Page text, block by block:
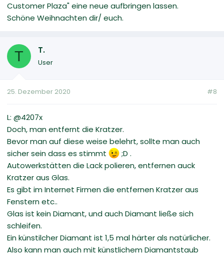
Customer Plaza" eine neue aufbringen lassen.
Schöne Weihnachten dir/ euch.
T T.
User
25. Dezember 2020 #8
L: @4207x
Doch, man entfernt die Kratzer.
Bevor man auf diese weise belehrt, sollte man auch
sicher sein dass es stimmt
;D .
Autowerkstätten die Lack polieren, entfernen auck
Kratzer aus Glas.
Es gibt im Internet Firmen die entfernen Kratzer aus
Fenstern etc..
Glas ist kein Diamant, und auch Diamant ließe sich
schleifen.
Ein künstilcher Diamant ist 1,5 mal härter als natürlicher.
Also kann man auch mit künstlichem Diamantstaub